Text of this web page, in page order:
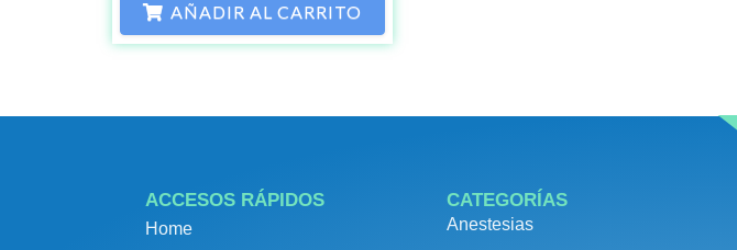
AÑADIR AL CARRITO
ACCESOS RÁPIDOS
Home
CATEGORÍAS
Anestesias